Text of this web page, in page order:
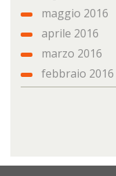
maggio 2016
aprile 2016
marzo 2016
febbraio 2016